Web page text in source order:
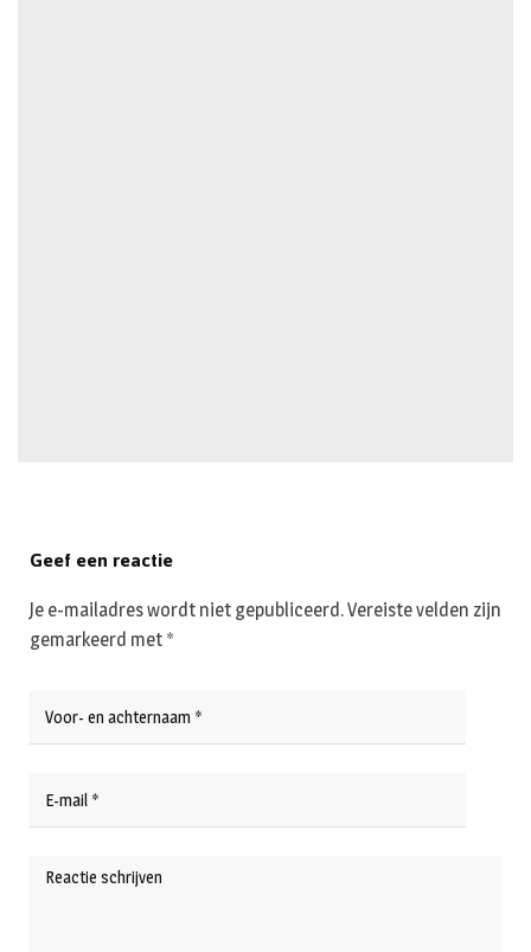
Geef een reactie
Je e-mailadres wordt niet gepubliceerd.Vereiste velden zijn
gemarkeerd met *